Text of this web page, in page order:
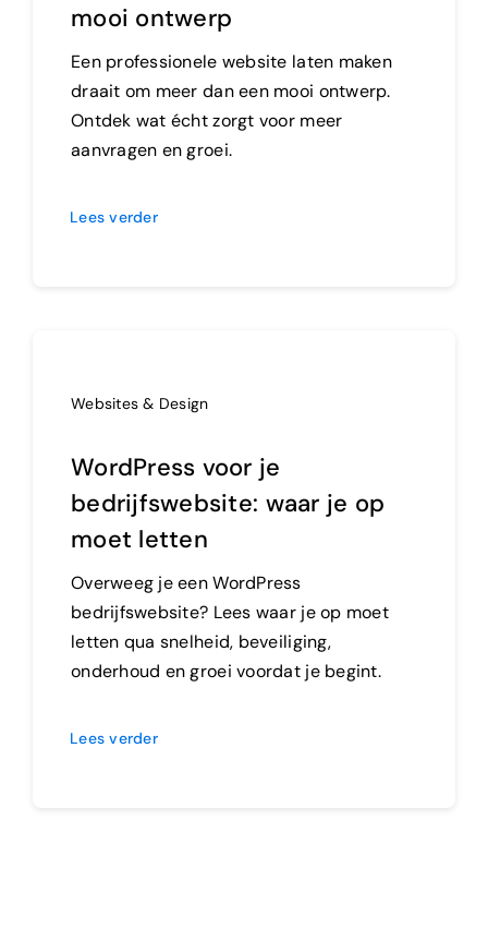
mooi ontwerp
Een professionele website laten maken
draait om meer dan een mooi ontwerp.
Ontdek wat écht zorgt voor meer
aanvragen en groei.
Lees verder
Websites & Design
WordPress voor je
bedrijfswebsite: waar je op
moet letten
Overweeg je een WordPress
bedrijfswebsite? Lees waar je op moet
letten qua snelheid, beveiliging,
onderhoud en groei voordat je begint.
Lees verder